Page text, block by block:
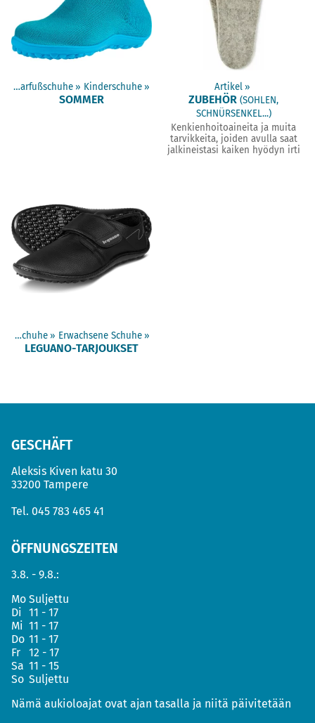
Barfußschuhe ‪» Kinderschuhe ‪»
SOMMER
Artikel ‪»
ZUBEHÖR (SOHLEN,
SCHNÜRSENKEL...)
Kenkienhoitoaineita ja muita
tarvikkeita, joiden avulla saat
jalkineistasi kaiken hyödyn irti
Barfußschuhe ‪» Erwachsene Schuhe ‪»
LEGUANO-TARJOUKSET
GESCHÄFT
Aleksis Kiven katu 30
33200 Tampere
Tel. 045 783 465 41
ÖFFNUNGSZEITEN
3.8. - 9.8.:
Mo Suljettu
Di 11 - 17
Mi 11 - 17
Do 11 - 17
Fr
12 - 17
Sa 11 - 15
So Suljettu
Nämä aukioloajat ovat ajan tasalla ja niitä päivitetään